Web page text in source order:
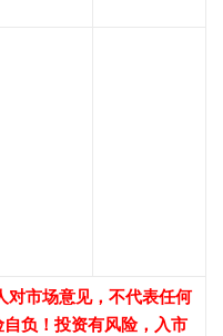
对市场意见，不代表任何
负！投资有风险，入市